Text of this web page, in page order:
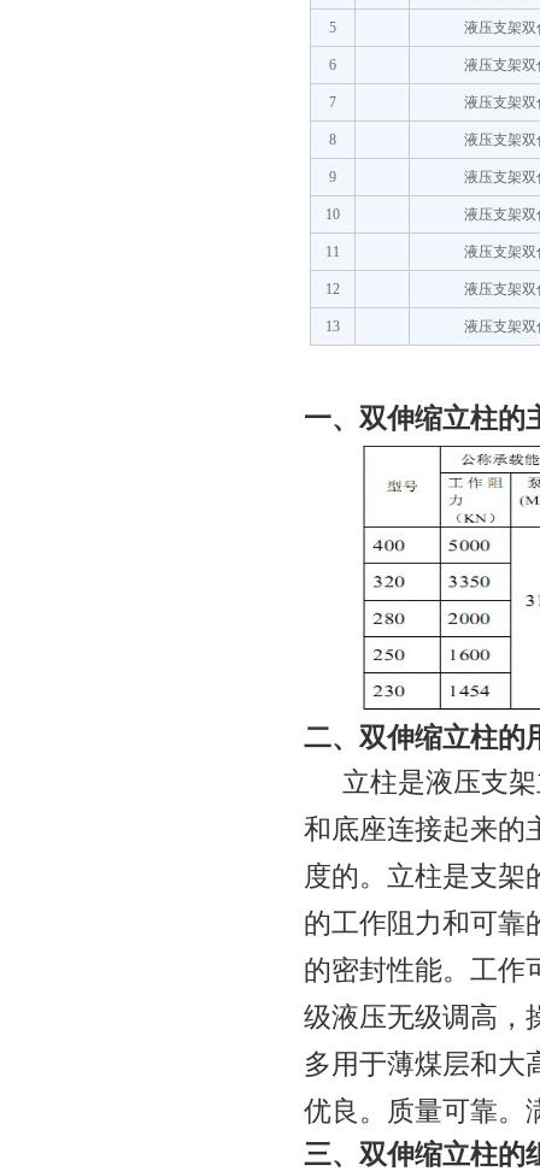
5 液压支架双
6 液压支架双
7 液压支架双
8 液压支架双
9 液压支架双
10 液压支架双
11 液压支架双
12 液压支架双
13 液压支架双
一、双伸缩立柱的
二、双伸缩立柱的
立柱是液压支
和底座连接起来的
度的。立柱是支架
的工作阻力和可靠
的密封性能。工作
级液压无级调高，
多用于薄煤层和大
优良。质量可靠。
三、双伸缩立柱的